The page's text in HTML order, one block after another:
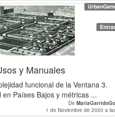
y Manuales
funcional de la Ventana 3.
Países Bajos y métricas ...
De
1 de Noviembre de 2020 a